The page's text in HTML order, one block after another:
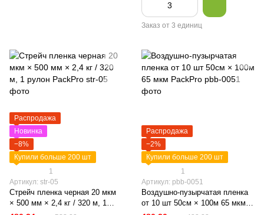
Заказ от 3 единиц
Распродажа
Новинка
−8%
Купили больше 200 шт
1
Артикул: str-05
Стрейч пленка черная 20 мкм
× 500 мм × 2,4 кг / 320 м, 1
Распродажа
−2%
Купили больше 200 шт
1
Артикул: pbb-0051
Воздушно-пузырчатая пленка
от 10 шт 50см × 100м 65 мкм